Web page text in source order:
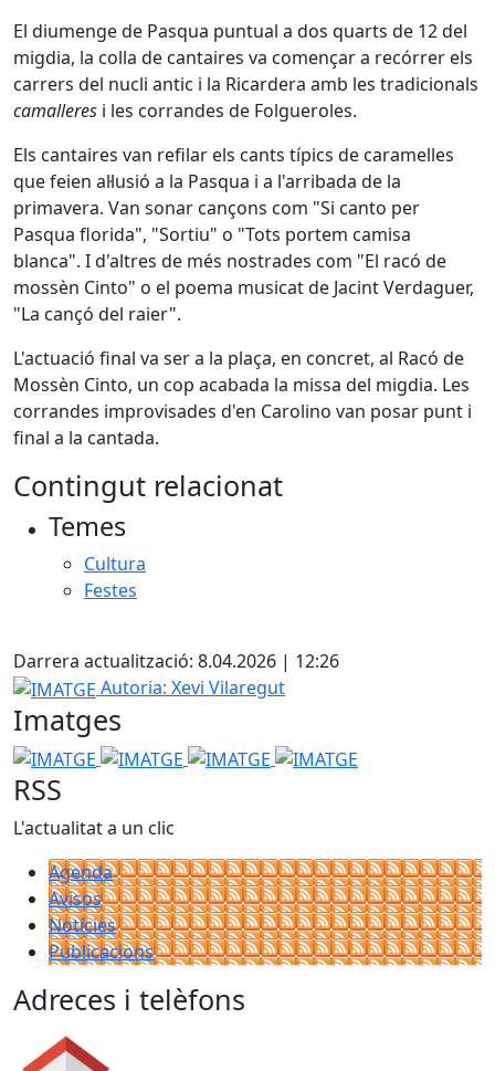
El diumenge de Pasqua puntual a dos quarts de 12 del
migdia, la colla de cantaires va començar a recórrer els
carrers del nucli antic i la Ricardera amb les tradicionals
camalleres i les corrandes de Folgueroles.
Els cantaires van refilar els cants típics de caramelles
que feien al·lusió a la Pasqua i a l'arribada de la
primavera. Van sonar cançons com "Si canto per
Pasqua florida", "Sortiu" o "Tots portem camisa
blanca". I d'altres de més nostrades com "El racó de
mossèn Cinto" o el poema musicat de Jacint Verdaguer,
"La cançó del raier".
L'actuació final va ser a la plaça, en concret, al Racó de
Mossèn Cinto, un cop acabada la missa del migdia. Les
corrandes improvisades d'en Carolino van posar punt i
final a la cantada.
Contingut relacionat
Temes
Cultura
Festes
Darrera actualització: 8.04.2026 | 12:26
IMATGE
Autoria: Xevi Vilaregut
Imatges
IMATGE IMATGE IMATGE IMATGE
RSS
L'actualitat a un clic
Agenda
Avisos
Notícies
Publicacions
Adreces i telèfons